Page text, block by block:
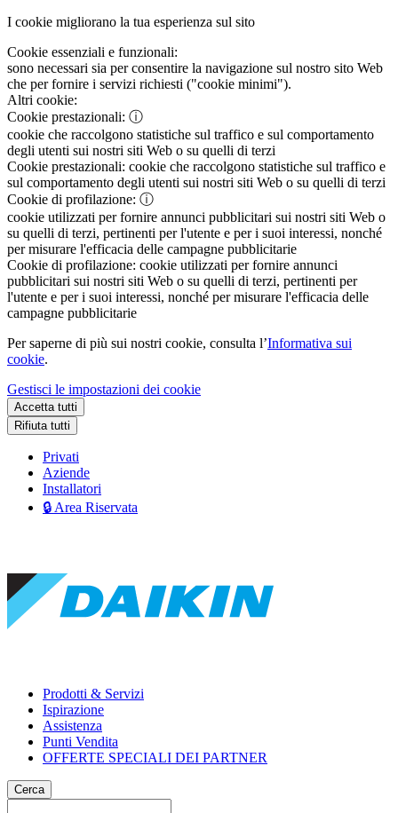
I cookie migliorano la tua esperienza sul sito
Cookie essenziali e funzionali:
sono necessari sia per consentire la navigazione sul nostro sito Web
che per fornire i servizi richiesti ("cookie minimi").
Altri cookie:
Cookie prestazionali: ⓘ
cookie che raccolgono statistiche sul traffico e sul comportamento
degli utenti sui nostri siti Web o su quelli di terzi
Cookie prestazionali: cookie che raccolgono statistiche sul traffico e
sul comportamento degli utenti sui nostri siti Web o su quelli di terzi
Cookie di profilazione: ⓘ
cookie utilizzati per fornire annunci pubblicitari sui nostri siti Web o
su quelli di terzi, pertinenti per l'utente e per i suoi interessi, nonché
per misurare l'efficacia delle campagne pubblicitarie
Cookie di profilazione: cookie utilizzati per fornire annunci
pubblicitari sui nostri siti Web o su quelli di terzi, pertinenti per
l'utente e per i suoi interessi, nonché per misurare l'efficacia delle
campagne pubblicitarie
Per saperne di più sui nostri cookie, consulta l’Informativa sui
cookie.
Gestisci le impostazioni dei cookie
Accetta tutti
Rifiuta tutti
Privati
Aziende
Installatori
🔒 Area Riservata
Prodotti & Servizi
Ispirazione
Assistenza
Punti Vendita
OFFERTE SPECIALI DEI PARTNER
Cerca